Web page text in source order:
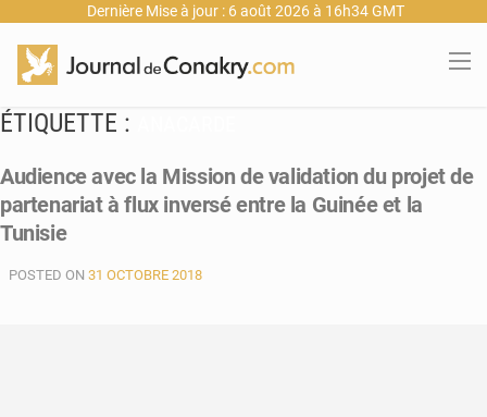
Dernière Mise à jour : 6 août 2026 à 16h34 GMT
ÉTIQUETTE :
Audience avec la Mission de validation du projet de
partenariat à flux inversé entre la Guinée et la
Tunisie
POSTED ON 31 OCTOBRE 2018